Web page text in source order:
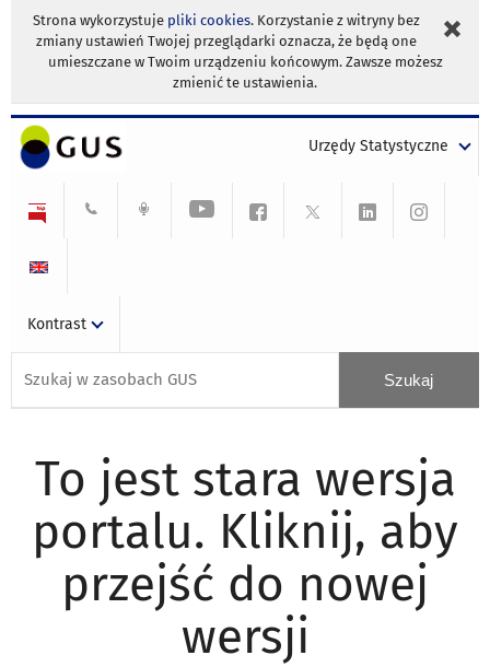
Strona wykorzystuje pliki cookies. Korzystanie z witryny bez
zmiany ustawień Twojej przeglądarki oznacza, że będą one
umieszczane w Twoim urządzeniu końcowym. Zawsze możesz
zmienić te ustawienia.
Urzędy Statystyczne
Kontrast
To jest stara wersja
portalu. Kliknij, aby
przejść do nowej
wersji